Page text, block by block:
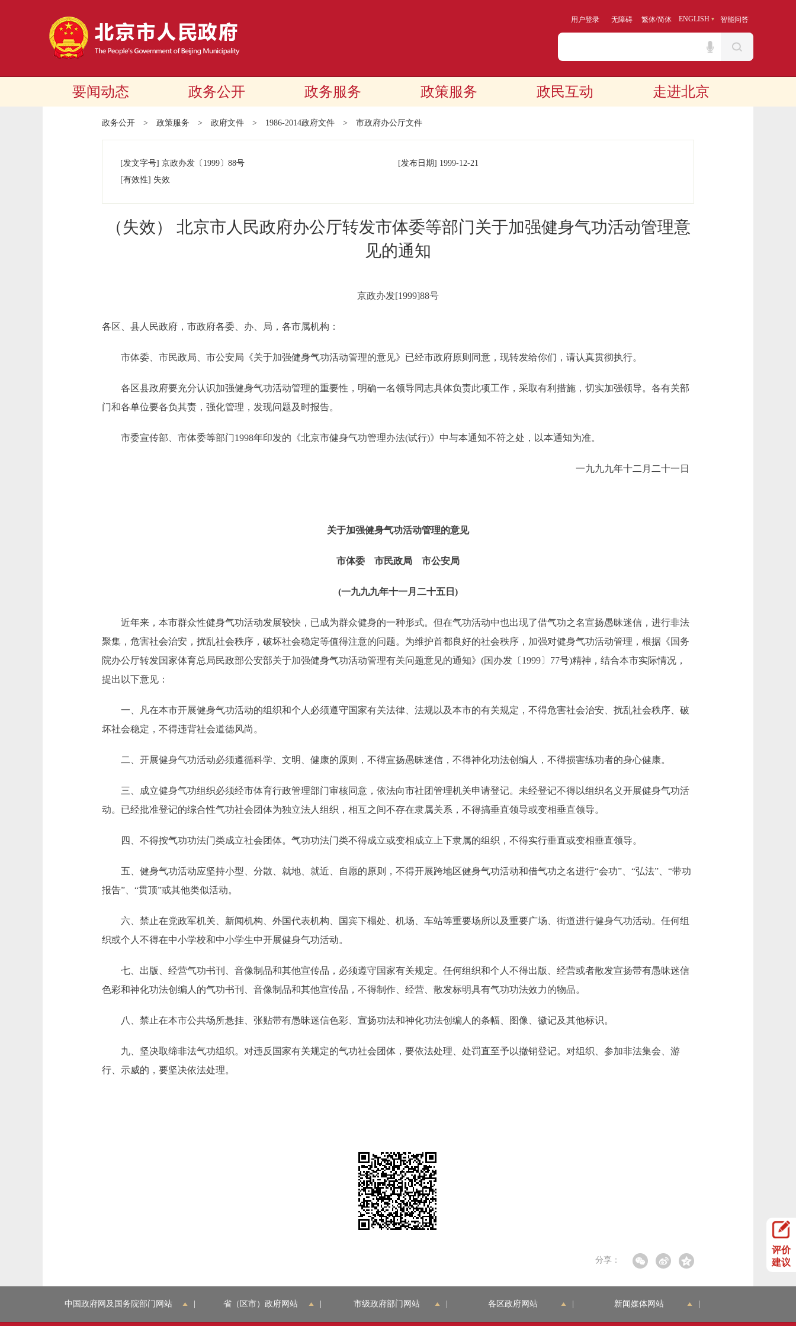
用户登录 无障碍 繁体/简体 ENGLISH 智能问答
要闻动态 政务公开 政务服务 政策服务 政民互动 走进北京
政务公开 > 政策服务 > 政府文件 > 1986-2014政府文件 > 市政府办公厅文件
[发文字号] 京政办发 〔1999〕 88号 [发布日期] 1999-12-21
[有效性] 失效
（失效） 北京市人民政府办公厅转发市体委等部门关于加强健身气功活动管理意
见的通知
京政办发[1999]88号
各区、县人民政府，市政府各委、办、局，各市属机构：
市体委、市民政局、市公安局《关于加强健身气功活动管理的意见》已经市政府原则同意，现转发给你们，请认真贯彻执行。
各区县政府要充分认识加强健身气功活动管理的重要性，明确一名领导同志具体负责此项工作，采取有利措施，切实加强领导。各有关部
门和各单位要各负其责，强化管理，发现问题及时报告。
市委宣传部、市体委等部门1998年印发的《北京市健身气功管理办法(试行)》中与本通知不符之处，以本通知为准。
一九九九年十二月二十一日
关于加强健身气功活动管理的意见
市体委 市民政局 市公安局
(一九九九年十一月二十五日)
近年来，本市群众性健身气功活动发展较快，已成为群众健身的一种形式。但在气功活动中也出现了借气功之名宣扬愚昧迷信，进行非法
聚集，危害社会治安，扰乱社会秩序，破坏社会稳定等值得注意的问题。为维护首都良好的社会秩序，加强对健身气功活动管理，根据《国务
院办公厅转发国家体育总局民政部公安部关于加强健身气功活动管理有关问题意见的通知》(国办发〔1999〕77号)精神，结合本市实际情况，
提出以下意见：
一、凡在本市开展健身气功活动的组织和个人必须遵守国家有关法律、法规以及本市的有关规定，不得危害社会治安、扰乱社会秩序、破
坏社会稳定，不得违背社会道德风尚。
二、开展健身气功活动必须遵循科学、文明、健康的原则，不得宣扬愚昧迷信，不得神化功法创编人，不得损害练功者的身心健康。
三、成立健身气功组织必须经市体育行政管理部门审核同意，依法向市社团管理机关申请登记。未经登记不得以组织名义开展健身气功活
动。已经批准登记的综合性气功社会团体为独立法人组织，相互之间不存在隶属关系，不得搞垂直领导或变相垂直领导。
四、不得按气功功法门类成立社会团体。气功功法门类不得成立或变相成立上下隶属的组织，不得实行垂直或变相垂直领导。
五、健身气功活动应坚持小型、分散、就地、就近、自愿的原则，不得开展跨地区健身气功活动和借气功之名进行“会功”、“弘法”、“带功
报告”、“贯顶”或其他类似活动。
六、禁止在党政军机关、新闻机构、外国代表机构、国宾下榻处、机场、车站等重要场所以及重要广场、街道进行健身气功活动。任何组
织或个人不得在中小学校和中小学生中开展健身气功活动。
七、出版、经营气功书刊、音像制品和其他宣传品，必须遵守国家有关规定。任何组织和个人不得出版、经营或者散发宣扬带有愚昧迷信
色彩和神化功法创编人的气功书刊、音像制品和其他宣传品，不得制作、经营、散发标明具有气功功法效力的物品。
八、禁止在本市公共场所悬挂、张贴带有愚昧迷信色彩、宣扬功法和神化功法创编人的条幅、图像、徽记及其他标识。
九、坚决取缔非法气功组织。对违反国家有关规定的气功社会团体，要依法处理、处罚直至予以撤销登记。对组织、参加非法集会、游
行、示威的，要坚决依法处理。
分享：
评价
建议
中国政府网及国务院部门网站 省（区市）政府网站 市级政府部门网站 各区政府网站 新闻媒体网站